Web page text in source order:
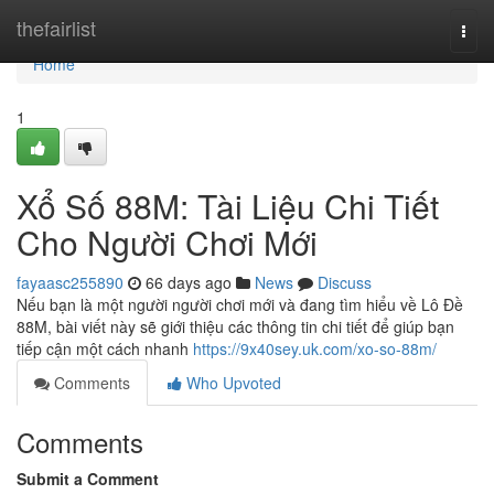
thefairlist
Home
Home
1
Xổ Số 88M: Tài Liệu Chi Tiết
Cho Người Chơi Mới
fayaasc255890 66 days ago News
Discuss
Nếu bạn là một người người chơi mới và đang tìm hiểu về Lô Đề
88M, bài viết này sẽ giới thiệu các thông tin chi tiết để giúp bạn
tiếp cận một cách nhanh https://9x40sey.uk.com/xo-so-88m/
Comments
Who Upvoted
Comments
Submit a Comment